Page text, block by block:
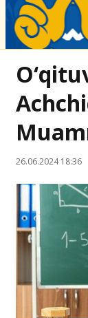
26.06.2024 18:36